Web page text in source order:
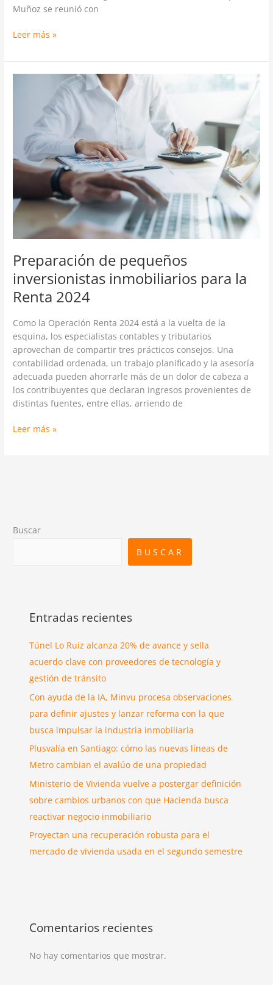
Muñoz se reunió con
Leer más »
Preparación de pequeños
inversionistas inmobiliarios para la
Renta 2024
Como la Operación Renta 2024 está a la vuelta de la
esquina, los especialistas contables y tributarios
aprovechan de compartir tres prácticos consejos. Una
contabilidad ordenada, un trabajo planificado y la asesoría
adecuada pueden ahorrarle más de un dolor de cabeza a
los contribuyentes que declaran ingresos provenientes de
distintas fuentes, entre ellas, arriendo de
Preparación
pequeños
inversionistas
inmobiliarios
para
la
Renta
Leer más »
Buscar
BUSCAR
Entradas recientes
Túnel Lo Ruiz alcanza 20% de avance y sella
acuerdo clave con proveedores de tecnología y
gestión de tránsito
Con ayuda de la IA, Minvu procesa observaciones
para definir ajustes y lanzar reforma con la que
busca impulsar la industria inmobiliaria
Plusvalía en Santiago: cómo las nuevas líneas de
Metro cambian el avalúo de una propiedad
Ministerio de Vivienda vuelve a postergar definición
sobre cambios urbanos con que Hacienda busca
reactivar negocio inmobiliario
Proyectan una recuperación robusta para el
mercado de vivienda usada en el segundo semestre
Comentarios recientes
No hay comentarios que mostrar.